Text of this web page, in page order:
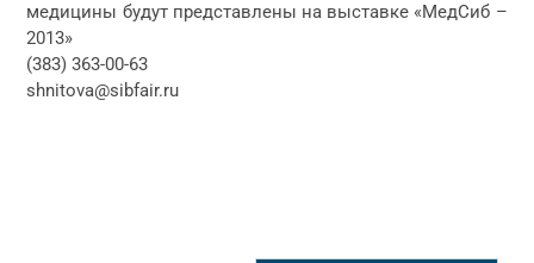
медицины будут представлены на выставке «МедСиб –
2013»
(383) 363-00-63
shnitova@sibfair.ru